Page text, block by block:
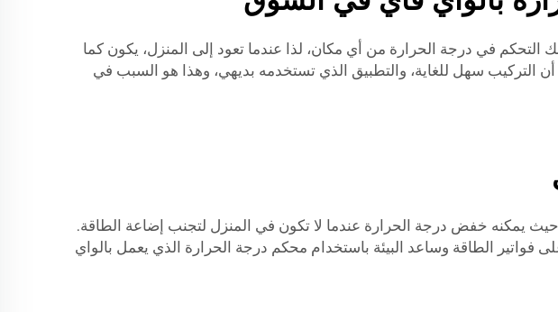
التحكم في درجة الحرارة من أي مكان، لذا عندما تعود إلى المنزل، يكون كما
التركيب سهل للغاية، والتطبيق الذي تستخدمه بديهي، وهذا هو السبب في
يمكنه خفض درجة الحرارة عندما لا تكون في المنزل لتجنب إضاعة الطاقة.
فواتير الطاقة وساعد البيئة باستخدام محكم درجة الحرارة الذي يعمل بالواي